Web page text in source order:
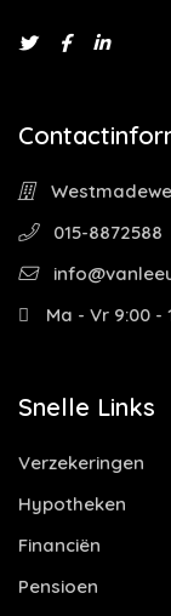
015-8872588
Ma - Vr 9:00 -
Snelle Links
Verzekeringen
Hypotheken
Financiën
Pensioen